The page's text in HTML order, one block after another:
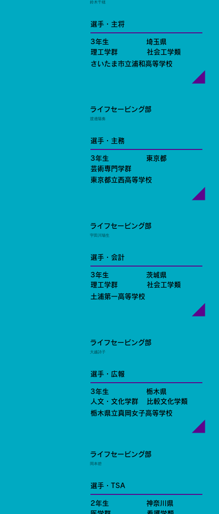
鈴木千穂
選手・主将
3年生
埼玉県
理工学群
社会工学類
さいたま市立浦和高等学校
ライフセービング部
渡邊陽奏
選手・主務
3年生
東京都
芸術専門学群
東京都立西高等学校
ライフセービング部
宇田川瑞生
選手・会計
3年生
茨城県
理工学群
社会工学類
土浦第一高等学校
ライフセービング部
大越詩子
選手・広報
3年生
栃木県
人文・文化学群
比較文化学類
栃木県立真岡女子高等学校
ライフセービング部
岡本碧
選手・TSA
2年生
神奈川県